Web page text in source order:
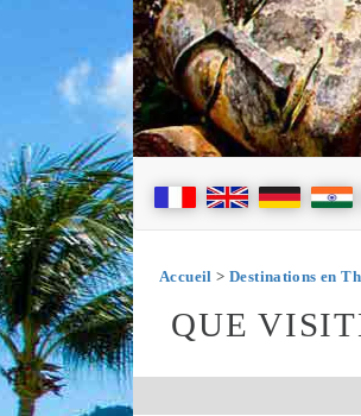
Accueil > Destinations en
QUE